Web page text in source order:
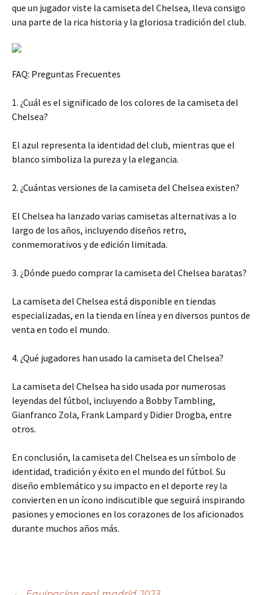
que un jugador viste la camiseta del Chelsea, lleva consigo
una parte de la rica historia y la gloriosa tradición del club.
FAQ: Preguntas Frecuentes
1. ¿Cuál es el significado de los colores de la camiseta del
Chelsea?
El azul representa la identidad del club, mientras que el
blanco simboliza la pureza y la elegancia.
2. ¿Cuántas versiones de la camiseta del Chelsea existen?
El Chelsea ha lanzado varias camisetas alternativas a lo
largo de los años, incluyendo diseños retro,
conmemorativos y de edición limitada.
3. ¿Dónde puedo comprar la camiseta del Chelsea baratas?
La camiseta del Chelsea está disponible en tiendas
especializadas, en la tienda en línea y en diversos puntos de
venta en todo el mundo.
4. ¿Qué jugadores han usado la camiseta del Chelsea?
La camiseta del Chelsea ha sido usada por numerosas
leyendas del fútbol, incluyendo a Bobby Tambling,
Gianfranco Zola, Frank Lampard y Didier Drogba, entre
otros.
En conclusión, la camiseta del Chelsea es un símbolo de
identidad, tradición y éxito en el mundo del fútbol. Su
diseño emblemático y su impacto en el deporte rey la
convierten en un ícono indiscutible que seguirá inspirando
pasiones y emociones en los corazones de los aficionados
durante muchos años más.